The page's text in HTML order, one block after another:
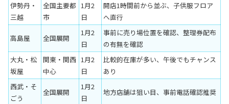
伊勢丹・
三越
全国主要都
市
1月2
日
開店1時間前から並ぶ、子供服フロア
へ直行
高島屋 全国展開
1月2
日
事前に売り場位置を確認、整理券配布
の有無を確認
大丸・松
坂屋
関東・関西
中心
1月2
日
比較的在庫が多い、午後でもチャンス
あり
西武・そ
ごう
全国展開
1月2
日
地方店舗は狙い目、事前電話確認推奨